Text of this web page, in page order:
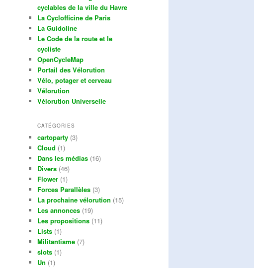
cyclables de la ville du Havre
La Cyclofficine de Paris
La Guidoline
Le Code de la route et le
cycliste
OpenCycleMap
Portail des Vélorution
Vélo, potager et cerveau
Vélorution
Vélorution Universelle
CATÉGORIES
cartoparty (3)
Cloud (1)
Dans les médias (16)
Divers (46)
Flower (1)
Forces Parallèles (3)
La prochaine vélorution (15)
Les annonces (19)
Les propositions (11)
Lists (1)
Militantisme (7)
slots (1)
Un (1)